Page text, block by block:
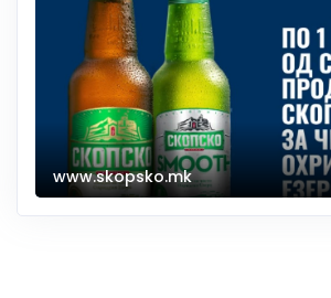
www.skopsko.mk